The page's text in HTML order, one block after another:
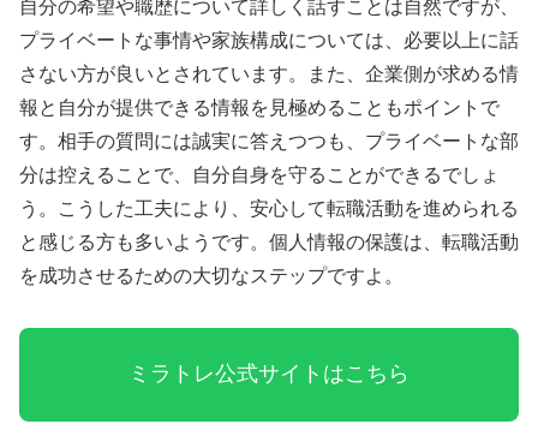
自分の希望や職歴について詳しく話すことは自然ですが、
プライベートな事情や家族構成については、必要以上に話
さない方が良いとされています。また、企業側が求める情
報と自分が提供できる情報を見極めることもポイントで
す。相手の質問には誠実に答えつつも、プライベートな部
分は控えることで、自分自身を守ることができるでしょ
う。こうした工夫により、安心して転職活動を進められる
と感じる方も多いようです。個人情報の保護は、転職活動
を成功させるための大切なステップですよ。
ミラトレ公式サイトはこちら